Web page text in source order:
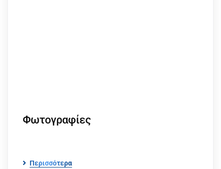
Φωτογραφίες
Περισσότερα